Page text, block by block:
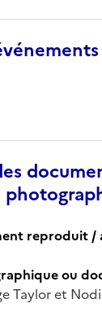
reproduit /
ou
Taylor et